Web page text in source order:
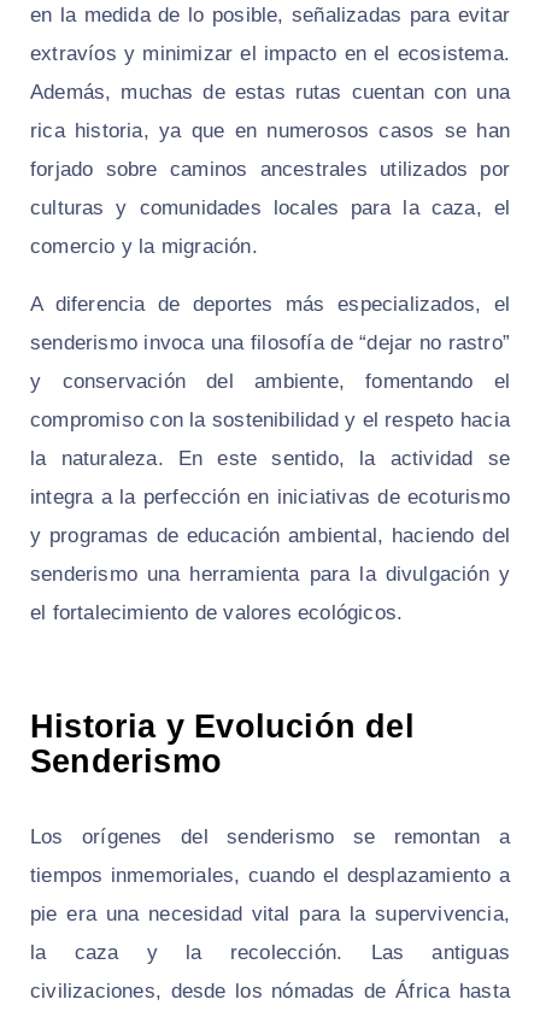
en la medida de lo posible, señalizadas para evitar
extravíos y minimizar el impacto en el ecosistema.
Además, muchas de estas rutas cuentan con una
rica historia, ya que en numerosos casos se han
forjado sobre caminos ancestrales utilizados por
culturas y comunidades locales para la caza, el
comercio y la migración.
A diferencia de deportes más especializados, el
senderismo invoca una filosofía de “dejar no rastro”
y conservación del ambiente, fomentando el
compromiso con la sostenibilidad y el respeto hacia
la naturaleza. En este sentido, la actividad se
integra a la perfección en iniciativas de ecoturismo
y programas de educación ambiental, haciendo del
senderismo una herramienta para la divulgación y
el fortalecimiento de valores ecológicos.
Historia y Evolución del
Senderismo
Los orígenes del senderismo se remontan a
tiempos inmemoriales, cuando el desplazamiento a
pie era una necesidad vital para la supervivencia,
la caza y la recolección. Las antiguas
civilizaciones, desde los nómadas de África hasta